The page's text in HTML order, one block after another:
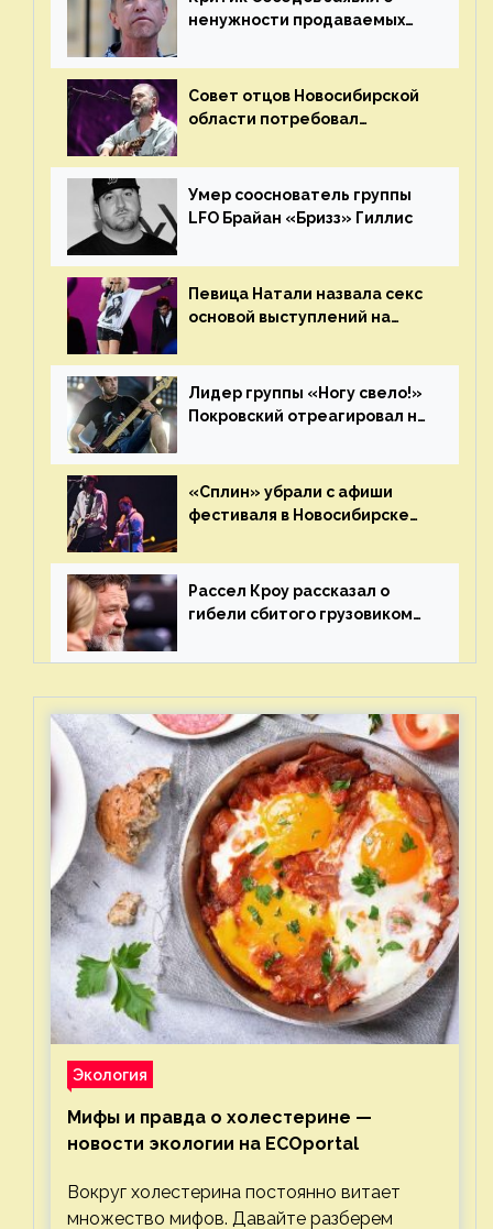
ненужности продаваемых
Совет отцов Новосибирской
области потребовал
«Сплин»
Умер сооснователь группы
LFO Брайан «Бризз» Гиллис
Певица Натали назвала секс
основой выступлений на
Лидер группы «Ногу свело!»
Покровский отреагировал на
«Сплин» убрали с афиши
фестиваля в Новосибирске
отцов»
Рассел Кроу рассказал о
гибели сбитого грузовиком
Экология
Мифы и правда о холестерине —
новости экологии на ECOportal
Вокруг холестерина постоянно витает
множество мифов. Давайте разберем